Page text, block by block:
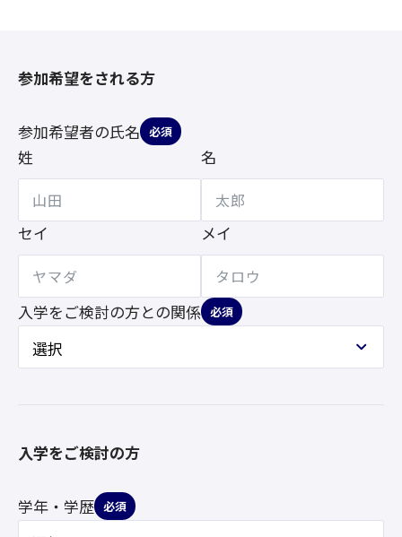
参加希望をされる方
参加希望者の氏名 必須
姓 名
セイ メイ
入学をご検討の方との関係 必須
入学をご検討の方
学年・学歴 必須